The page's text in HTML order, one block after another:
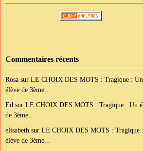
Commentaires récents
Rosa sur LE CHOIX DES MOTS : Tragique : Un
élève de 3ème...
Ed sur LE CHOIX DES MOTS : Tragique : Un
de 3ème...
elisabeth sur LE CHOIX DES MOTS : Tragique
élève de 3ème...